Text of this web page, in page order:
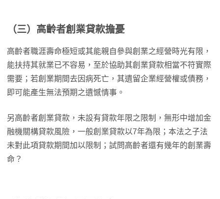
（三）高齡者創業貸款擔憂
高齡者職涯壽命極短或其能親自參與創業之經營時光有限，
能扶持其就業已不容易，至於協助其創業貸款相當不符實際
需要；若創業期間去因病死亡，其遺留企業經營權或債務，
即可能產生無法預期之遺憾情事。
另高齡者創業貸款，未設有貸款年限之限制，無形中增加金
融機關構貸款風險，一般創業貸款以7年為限；本法之子法
未對此項貸款期間加以限制；試問高齡者還有幾年的創業壽
命？